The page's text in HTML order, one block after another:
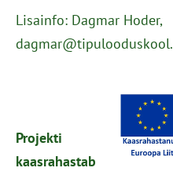
Lisainfo: Dagmar Hoder,
Projekti
kaasrahastab